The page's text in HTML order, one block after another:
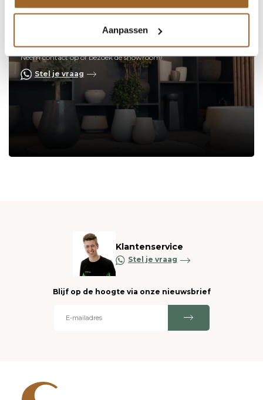
Aanpassen
Op zoek naar een vakkundige
hulp?
Neem contact op of bezoek de showroom!
Stel je vraag
Klantenservice
Stel je vraag
Blijf op de hoogte via onze nieuwsbrief